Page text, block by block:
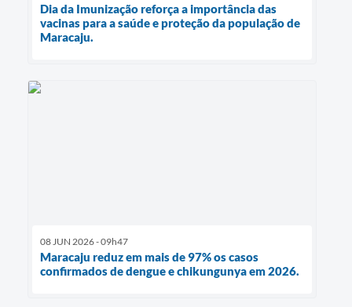
Dia da Imunização reforça a importância das
vacinas para a saúde e proteção da população de
Maracaju.
08 JUN 2026 - 09h47
Maracaju reduz em mais de 97% os casos
confirmados de dengue e chikungunya em 2026.